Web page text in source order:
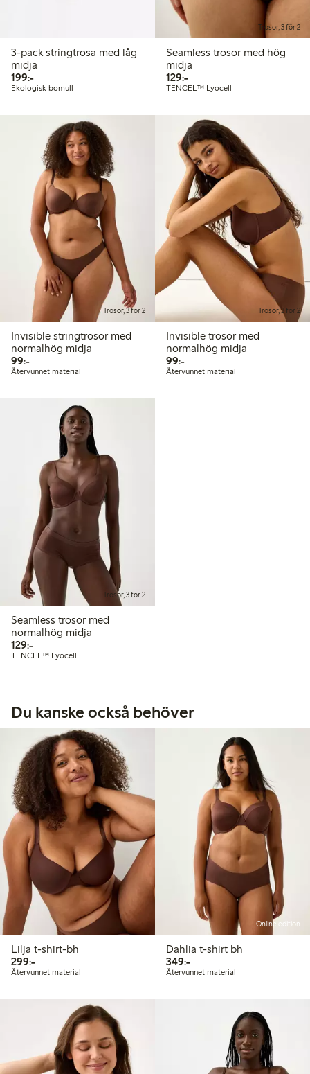
3-pack stringtrosa med låg
midja
199:-199,00 kr
Ekologisk bomull
Trosor, 3 för 2
Seamless trosor med hög
midja
129:-129,00 kr
TENCEL™ Lyocell
Trosor, 3 för 2
Invisible stringtrosor med
normalhög midja
99:-99,00 kr
Återvunnet material
Trosor, 3 för 2
Invisible trosor med
normalhög midja
99:-99,00 kr
Återvunnet material
Trosor, 3 för 2
Seamless trosor med
normalhög midja
129:-129,00 kr
TENCEL™ Lyocell
Du kanske också behöver
Lilja t-shirt-bh
299:-299,00 kr
Återvunnet material
Online edition
Dahlia t-shirt bh
349:-349,00 kr
Återvunnet material